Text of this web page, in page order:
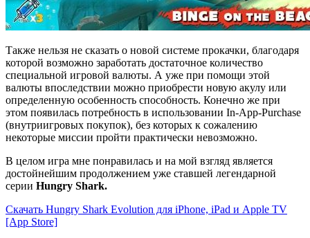
Также нельзя не сказать о новой системе прокачки, благодаря
которой возможно заработать достаточное количество
специальной игровой валюты. А уже при помощи этой
валюты впоследствии можно приобрести новую акулу или
определенную особенность способность. Конечно же при
этом появилась потребность в использовании In-App-Purchase
(внутриигровых покупок), без которых к сожалению
некоторые миссии пройти практически невозможно.
В целом игра мне понравилась и на мой взгляд является
достойнейшим продолжением уже ставшей легендарной
серии Hungry Shark.
Скачать Hungry Shark Evolution для iPhone, iPad и Apple TV
[App Store]